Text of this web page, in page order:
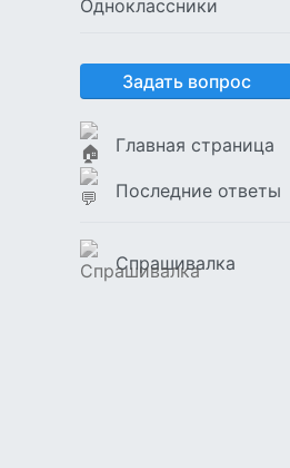
Одноклассники
Задать вопрос
Главная страница
Последние ответы
Спрашивалка